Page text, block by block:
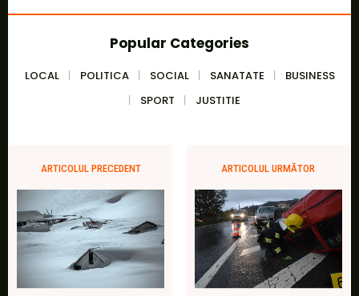
Popular Categories
LOCAL POLITICA SOCIAL SANATATE
BUSINESS
SPORT
JUSTITIE
ARTICOLUL PRECEDENT ARTICOLUL URMĂTOR